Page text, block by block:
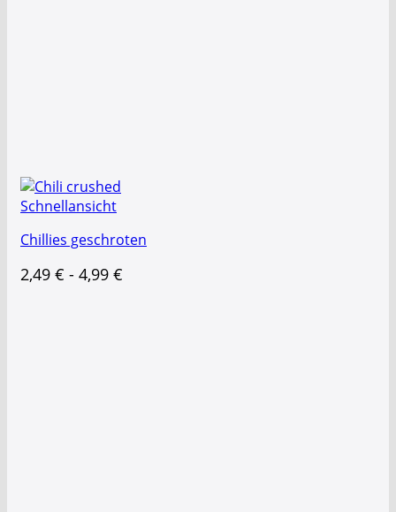
Schnellansicht
Chillies geschroten
2,49 € - 4,99 €